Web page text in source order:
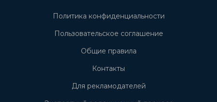
Политика конфиденциальности
Пользовательское соглашение
Общие правила
Контакты
Для рекламодателей